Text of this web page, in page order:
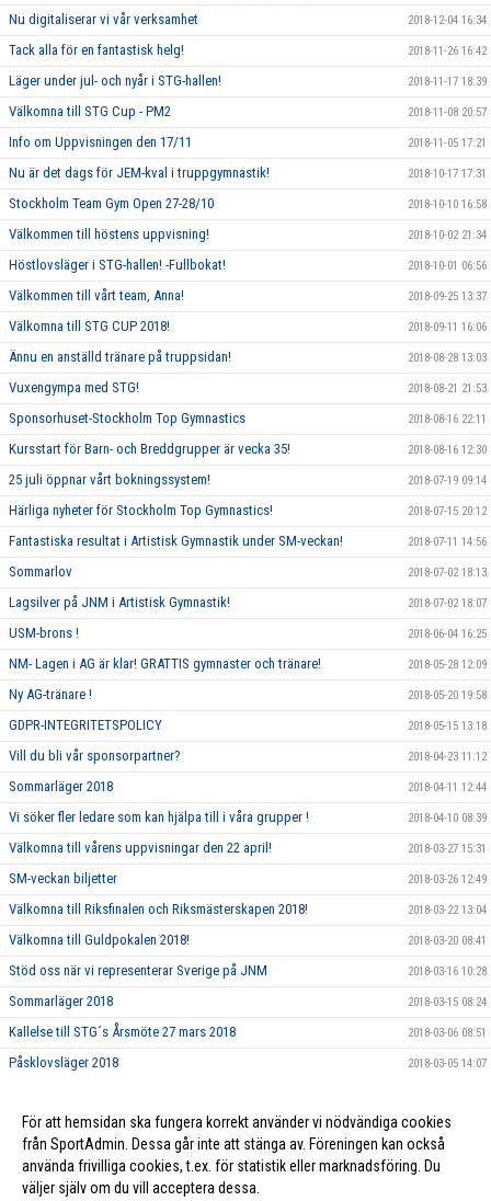
Nu digitaliserar vi vår verksamhet 2018-12-04 16:34
Tack alla för en fantastisk helg! 2018-11-26 16:42
Läger under jul- och nyår i STG-hallen! 2018-11-17 18:39
Välkomna till STG Cup - PM2 2018-11-08 20:57
Info om Uppvisningen den 17/11 2018-11-05 17:21
Nu är det dags för JEM-kval i truppgymnastik! 2018-10-17 17:31
Stockholm Team Gym Open 27-28/10 2018-10-10 16:58
Välkommen till höstens uppvisning! 2018-10-02 21:34
Höstlovsläger i STG-hallen! -Fullbokat! 2018-10-01 06:56
Välkommen till vårt team, Anna! 2018-09-25 13:37
Välkomna till STG CUP 2018! 2018-09-11 16:06
Ännu en anställd tränare på truppsidan! 2018-08-28 13:03
Vuxengympa med STG! 2018-08-21 21:53
Sponsorhuset-Stockholm Top Gymnastics 2018-08-16 22:11
Kursstart för Barn- och Breddgrupper är vecka 35! 2018-08-16 12:30
25 juli öppnar vårt bokningssystem! 2018-07-19 09:14
Härliga nyheter för Stockholm Top Gymnastics! 2018-07-15 20:12
Fantastiska resultat i Artistisk Gymnastik under SM-veckan! 2018-07-11 14:56
Sommarlov 2018-07-02 18:13
Lagsilver på JNM i Artistisk Gymnastik! 2018-07-02 18:07
USM-brons ! 2018-06-04 16:25
NM- Lagen i AG är klar! GRATTIS gymnaster och tränare! 2018-05-28 12:09
Ny AG-tränare ! 2018-05-20 19:58
GDPR-INTEGRITETSPOLICY 2018-05-15 13:18
Vill du bli vår sponsorpartner? 2018-04-23 11:12
Sommarläger 2018 2018-04-11 12:44
Vi söker fler ledare som kan hjälpa till i våra grupper ! 2018-04-10 08:39
Välkomna till vårens uppvisningar den 22 april! 2018-03-27 15:31
SM-veckan biljetter 2018-03-26 12:49
Välkomna till Riksfinalen och Riksmästerskapen 2018! 2018-03-22 13:04
Välkomna till Guldpokalen 2018! 2018-03-20 08:41
Stöd oss när vi representerar Sverige på JNM 2018-03-16 10:28
Sommarläger 2018 2018-03-15 08:24
Kallelse till STG´s Årsmöte 27 mars 2018 2018-03-06 08:51
Påsklovsläger 2018 2018-03-05 14:07
Ungdomsledarstipendium 2018-02-21 10:05
För att hemsidan ska fungera korrekt använder vi nödvändiga cookies
från SportAdmin. Dessa går inte att stänga av. Föreningen kan också
använda frivilliga cookies, t.ex. för statistik eller marknadsföring. Du
väljer själv om du vill acceptera dessa.